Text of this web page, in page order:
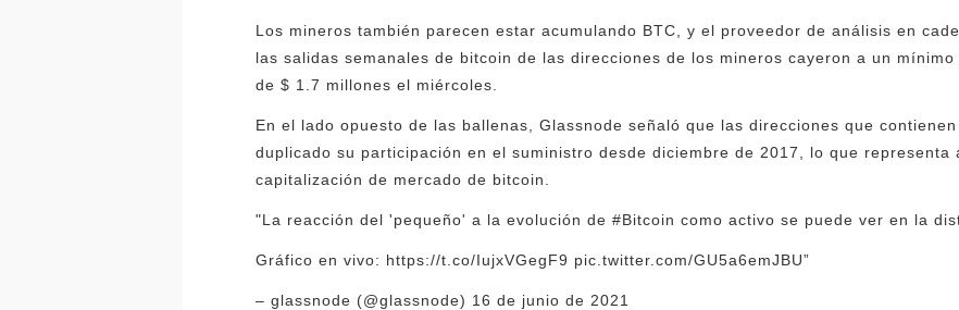
Los mineros también parecen estar acumulando BTC, y el proveedor de análisis en
las salidas semanales de bitcoin de las direcciones de los mineros cayeron a un
de $ 1.7 millones el miércoles.
En el lado opuesto de las ballenas, Glassnode señaló que las direcciones que
duplicado su participación en el suministro desde diciembre de 2017, lo que representa
capitalización de mercado de bitcoin.
"La reacción del 'pequeño' a la evolución de #Bitcoin como activo se puede ver en la
Gráfico en vivo: https://t.co/IujxVGegF9 pic.twitter.com/GU5a6emJBU”
– glassnode (@glassnode) 16 de junio de 2021